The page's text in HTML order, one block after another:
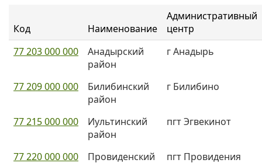
Код Наименование
Административный
центр
77 203 000 000
Анадырский
район
г Анадырь
77 209 000 000
Билибинский
район
г Билибино
77 215 000 000
Иультинский
район
пгт Эгвекинот
77 220 000 000
Провиденский
пгт Провидения